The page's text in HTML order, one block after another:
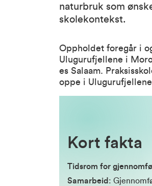
naturbruk som
skolekontekst.
Oppholdet foregår i
Ulugurufjellene i
es Salaam.
oppe i
Kort fakta
Tidsrom for
Samarbeid :